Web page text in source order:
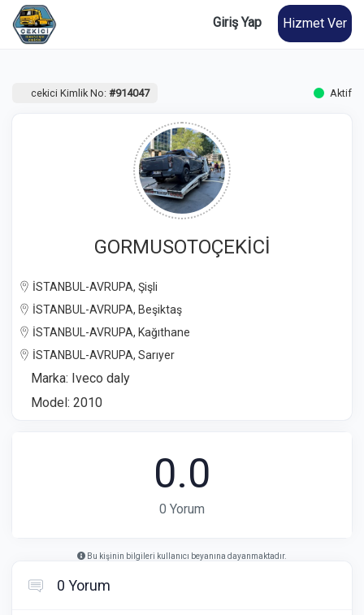
Giriş Yap Hizmet Ver
cekici Kimlik No: #914047 Aktif
GORMUSOTOÇEKİCİ
İSTANBUL-AVRUPA, Şişli
İSTANBUL-AVRUPA, Beşiktaş
İSTANBUL-AVRUPA, Kağıthane
İSTANBUL-AVRUPA, Sarıyer
Marka: Iveco daly
Model: 2010
0.0
0 Yorum
Bu kişinin bilgileri kullanıcı beyanına dayanmaktadır.
0 Yorum